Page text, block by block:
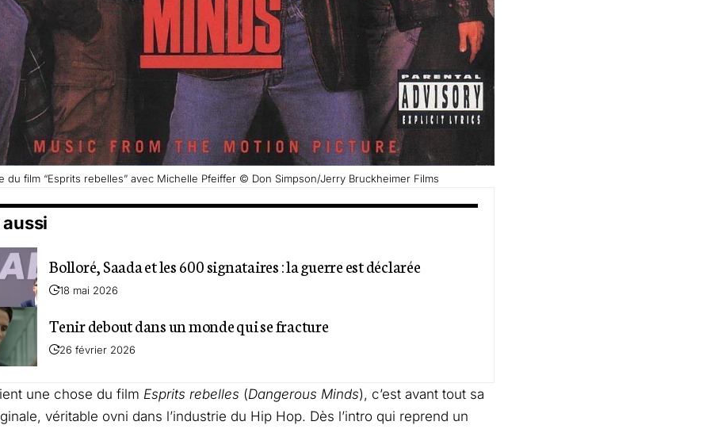
du film “Esprits rebelles” avec Michelle Pfeiffer © Don Simpson/Jerry Bruckheimer Films
aussi
Bolloré, Saada et les 600 signataires : la guerre est déclarée
18 mai 2026
Tenir debout dans un monde qui se fracture
26 février 2026
une chose du film Esprits rebelles (Dangerous Minds), c’est avant tout sa
véritable ovni dans l’industrie du Hip Hop. Dès l’intro qui reprend un